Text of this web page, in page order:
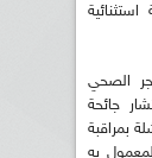
الصحي
جائحة
بمراقبة
المعمول به